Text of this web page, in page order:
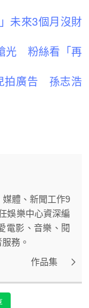
未來3個月沒財
光 粉絲看「再
拍廣告 孫志浩
體、新聞工作9
娛樂中心資深編
電影、音樂、閱
務。
作品集